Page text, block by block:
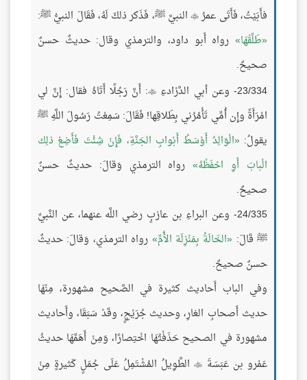
فأَبَيْتُ، فَأَتَى عمرُالنبيَّ ﷺ، فَذَكر ذلكَ لَهُ، فَقَالَ النبيُّ ﷺ:
طَلِّقْهَا
رواه أَبو داود، والترمذي وقال: حديثٌ حسنٌ
صحيحٌ.
23/334- وعن أبي الدَّرْادءِ
: أَنَّ رَجُلًا أَتَاهُ فقال: إِنَّ لي
امْرَأَةً وإِن أُمِّي تَأْمُرُني بِطَلاقِها! فَقَالَ: سَمِعْتُ رَسُولَ اللَّهِ ﷺ
يقولُ: الْوَالِدُ أَوْسَطُ أَبْوابِ الجَنَّةِ، فَإِنْ شِئْتَ فَأَضِعْ ذلِك
الْبابَ أَوِ احْفَظْهُ رواه الترمذي وَقالَ: حديثٌ حسنٌ
صحيحٌ.
24/335- وعن البراءِ بن عازبٍ رضي اللَّه عنهما، عن النَّبيِّ
ﷺ قَالَ: الخَالَةُ بِمَنْزِلَة الأُمِّ رواه الترمذي، وَقالَ: حديثٌ
حسنٌ صحيحٌ.
وفي الباب أَحاديث كثيرة في الصَّحيح مشهورة، مِنْهَا
حديث أَصحابِ الغارِ، وحديث جُرَيْجٍ، وقَدْ سَبَقَا، وأَحاديث
مشهورة في الصحيح حَذَفْتُهَا اخْتِصارًا، وَمِنْ أَهَمِّهَا حديثُ
عَمْرو بن عَبَسَةَ الطَّوِيلُ المُشْتَمِلُ عَلَى جُمَلٍ كَثيرةٍ مِنْ